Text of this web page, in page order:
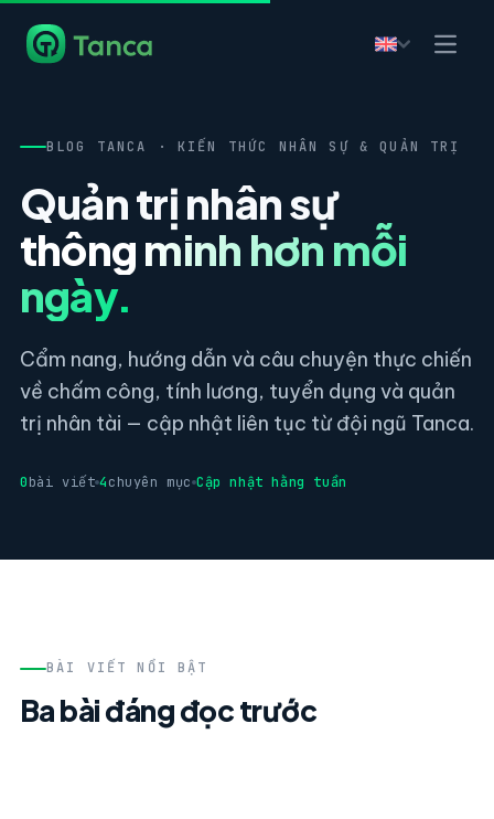
BLOG TANCA · KIẾN THỨC NHÂN SỰ & QUẢN TRỊ
Quản trị nhân sự
thông minh hơn mỗi
ngày.
Cẩm nang, hướng dẫn và câu chuyện thực chiến
về chấm công, tính lương, tuyển dụng và quản
trị nhân tài — cập nhật liên tục từ đội ngũ Tanca.
0bài viết 4chuyên mục Cập nhật hằng tuần
BÀI VIẾT NỔI BẬT
Ba bài đáng đọc trước